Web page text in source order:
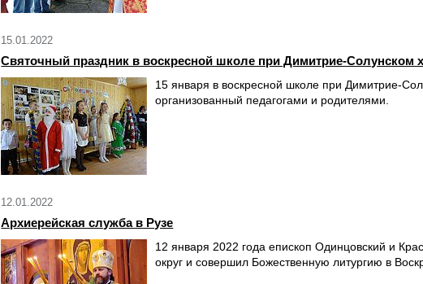
15.01.2022
Святочный праздник в воскресной школе при Димитрие-Солунском
15 января в воскресной школе при Димитрие-
организованный педагогами и родителями.
12.01.2022
Архиерейская служба в Рузе
12 января 2022 года епископ Одинцовский и
округ и совершил Божественную литургию в